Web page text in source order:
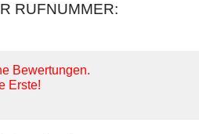
RUFNUMMER:
Bewertungen.
Erste!